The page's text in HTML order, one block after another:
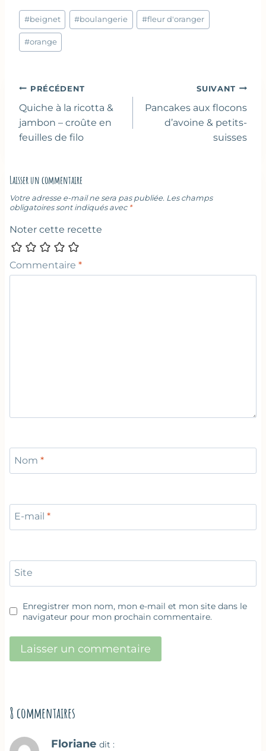
Étiquettes
de
la
#beignet #boulangerie #fleur d'oranger
#orange
Navigation
de
l’article
PRÉCÉDENT
Quiche à la ricotta &
jambon – croûte en
feuilles de filo
SUIVANT
Pancakes aux flocons
d’avoine & petits-
suisses
Laisser un commentaire
Votre adresse e-mail ne sera pas publiée. Les champs
obligatoires sont indiqués avec *
Noter cette recette
Commentaire *
Nom *
E-mail *
Site
Enregistrer mon nom, mon e-mail et mon site dans le
navigateur pour mon prochain commentaire.
8 commentaires
Floriane dit :